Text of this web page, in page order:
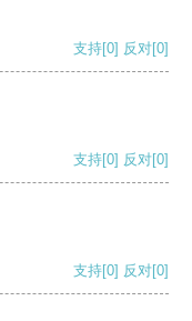
支持[0] 反对[0]
支持[0] 反对[0]
支持[0] 反对[0]